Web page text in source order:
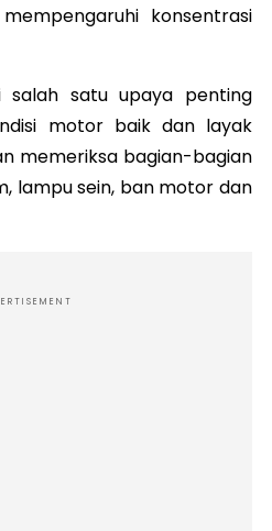
konsentrasi
salah satu upaya penting
motor baik dan layak
memeriksa bagian-bagian
lampu sein, ban motor dan